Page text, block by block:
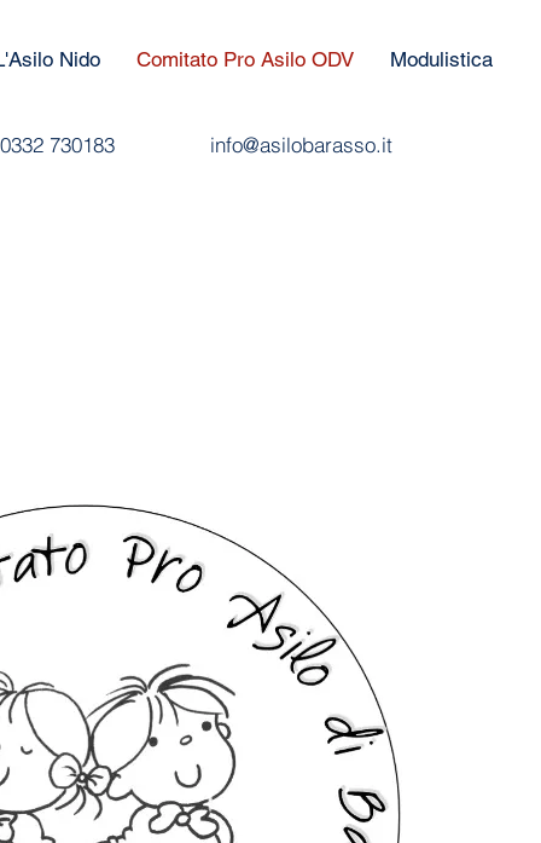
Nido Comitato Pro Asilo ODV Modulistica
0332 730183 info@asilobarasso.it